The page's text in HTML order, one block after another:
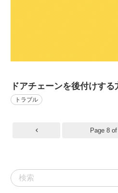
ドアチェーンを後付けす
トラブル
Page 8
検
索: